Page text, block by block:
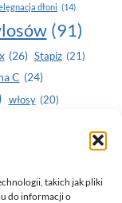
takich jak pliki
do informacji o
dłoni (14)
(91)
(26) Stapiz (21)
C (24)
włosy (20)